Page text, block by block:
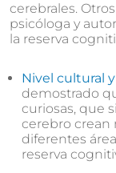
cerebrales.
psicóloga y
la reserva
Nivel cultural
demostrado
curiosas, que
cerebro crean
diferentes
reserva